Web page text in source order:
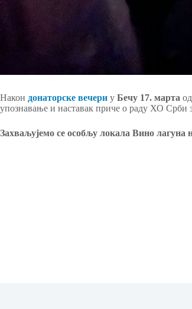
Након донаторске вечери у Бечу 17. марта
упознавање и наставак приче о раду ХО Срби
Захваљујемо се особљу локала Вино лагуна